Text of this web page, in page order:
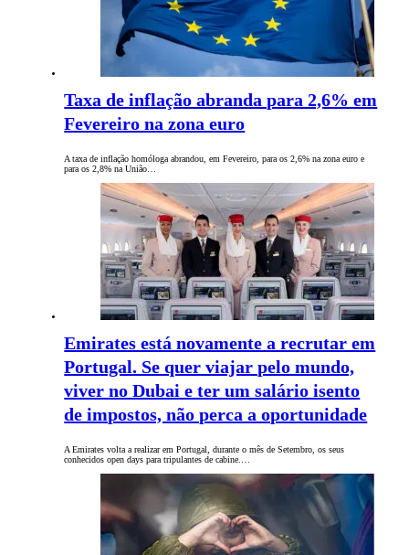
Taxa de inflação abranda para 2,6% em
Fevereiro na zona euro
A taxa de inflação homóloga abrandou, em Fevereiro, para os 2,6% na zona euro e
para os 2,8% na União…
Emirates está novamente a recrutar em
Portugal. Se quer viajar pelo mundo,
viver no Dubai e ter um salário isento
de impostos, não perca a oportunidade
A Emirates volta a realizar em Portugal, durante o mês de Setembro, os seus
conhecidos open days para tripulantes de cabine.…